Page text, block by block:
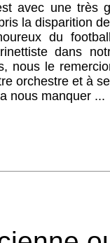
avec une très
la disparition
du
dans
nous le
orchestre et à
nous manquer ...